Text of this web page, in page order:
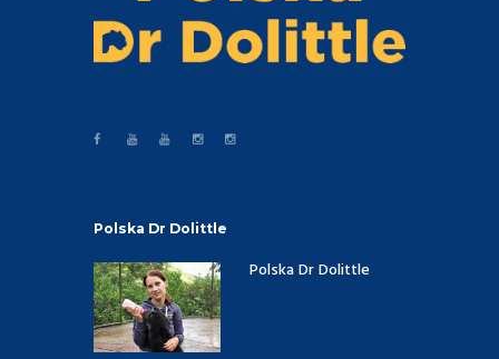
Polska Dr Dolittle
Polska Dr Dolittle